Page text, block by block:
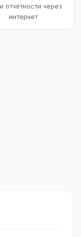
отчётности через
интернет